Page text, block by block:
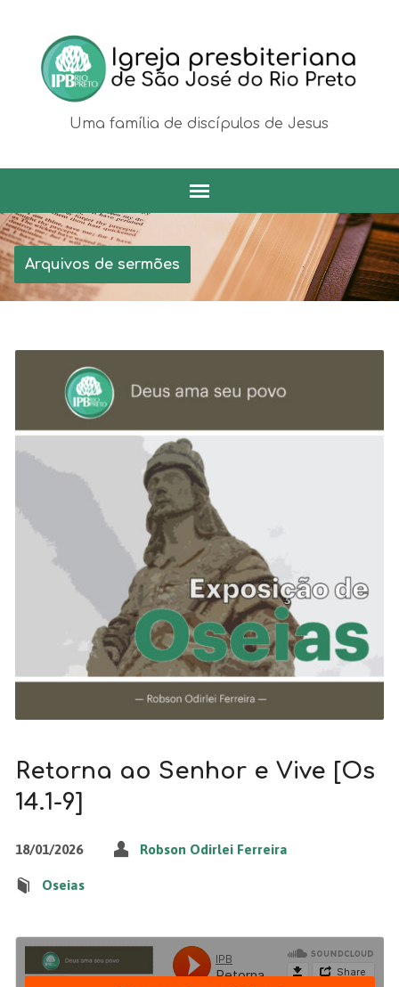
Uma família de discípulos de Jesus
Arquivos de sermões
Retorna ao Senhor e Vive [Os
14.1-9]
18/01/2026 Robson Odirlei Ferreira
Oseias